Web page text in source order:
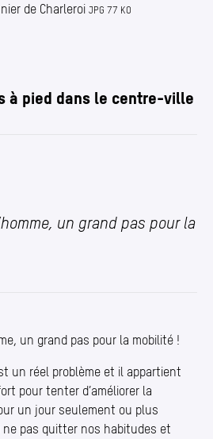
de Charleroi JPG 77 KO
à pied dans le centre-ville
un grand pas pour la
un grand pas pour la mobilité !
un réel problème et il appartient
pour tenter d’améliorer la
un jour seulement ou plus
pas quitter nos habitudes et